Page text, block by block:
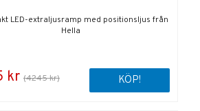
LED-extraljusramp med positionsljus från
Hella
kr (4245 kr) KÖP!